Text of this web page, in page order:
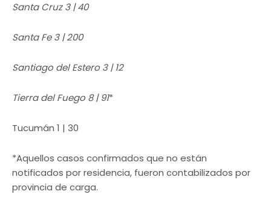
Santa Cruz 3 | 40
Santa Fe 3 | 200
Santiago del Estero 3 | 12
Tierra del Fuego 8 | 91*
Tucumán 1 | 30
*Aquellos casos confirmados que no están
notificados por residencia, fueron contabilizados por
provincia de carga.